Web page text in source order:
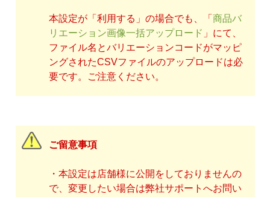
本設定が「利用する」の場合でも、「 商品バ
リエーション画像一括アップロード 」にて、
ファイル名とバリエーションコードがマッピ
ングされたCSVファイルのアップロードは必
要です。ご注意ください。
ご留意事項
・本設定は店舗様に公開をしておりませんの
で、変更したい場合は弊社サポートへお問い